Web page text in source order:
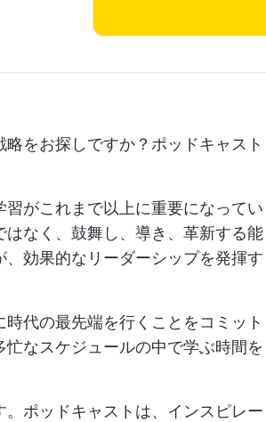
をお探しですか？ポッドキャスト
がこれまで以上に重要になってい
なく、鼓舞し、導き、革新する能
効果的なリーダーシップを発揮す
代の最先端を行くことをコミット
なスケジュールの中で学ぶ時間を
ポッドキャストは、インスピレー